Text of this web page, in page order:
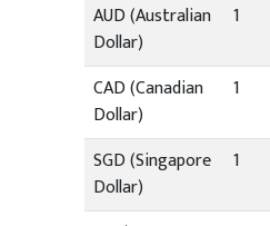
AUD (Australian
Dollar)
1
CAD (Canadian
Dollar)
1
SGD (Singapore
Dollar)
1